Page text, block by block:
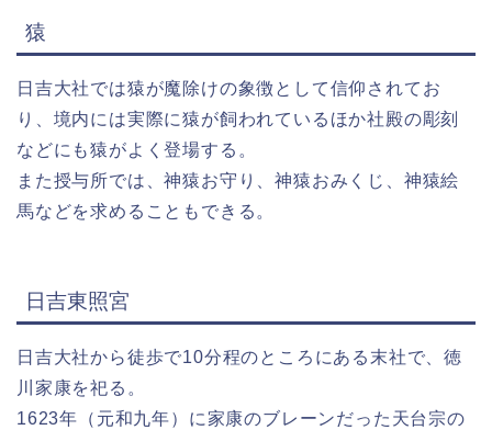
猿
日吉大社では猿が魔除けの象徴として信仰されてお
り、境内には実際に猿が飼われているほか社殿の彫刻
などにも猿がよく登場する。
また授与所では、神猿お守り、神猿おみくじ、神猿絵
馬などを求めることもできる。
日吉東照宮
日吉大社から徒歩で10分程のところにある末社で、徳
川家康を祀る。
1623年（元和九年）に家康のブレーンだった天台宗の